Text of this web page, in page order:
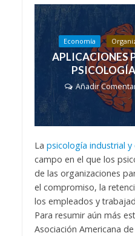
Economía
APLICACIONES
Añadir
La psicología industrial y
campo en el que los
de las organizaciones
el compromiso, la
los empleados y
Para resumir aún más
Asociación Americana